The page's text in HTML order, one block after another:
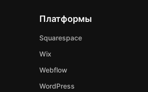
Платформы
Squarespace
Wix
Webflow
WordPress